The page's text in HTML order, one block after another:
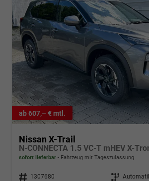
ab 607,– € mtl.
Nissan X-Trail
sofort lieferbar Fahrzeug mit Tageszulassung
Fahrzeugnr. 1307680 Getriebe